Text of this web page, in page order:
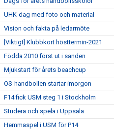
UHK-dag med foto och material
Vision och fakta på ledarmöte
[Viktigt] Klubbkort hösttermin-2021
Födda 2010 först ut i sanden
Mjukstart för årets beachcup
OS-handbollen startar imorgon
F14 fick USM steg 1 i Stockholm
Studera och spela i Uppsala
Hemmaspel i USM för P14